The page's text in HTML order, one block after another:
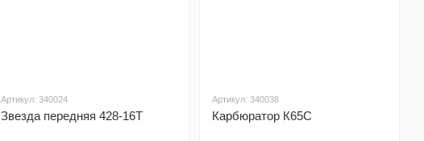
Артикул: 340024
Звезда передняя 428-16T
Артикул: 340038
Карбюратор К65С